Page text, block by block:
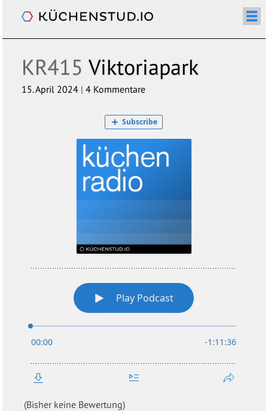
/+ ÜBER SHOP NEWSLETTER
KALENDER
KR415 Viktoriapark
15. April 2024 |4 Kommentare
(Bisher keine Bewertung)